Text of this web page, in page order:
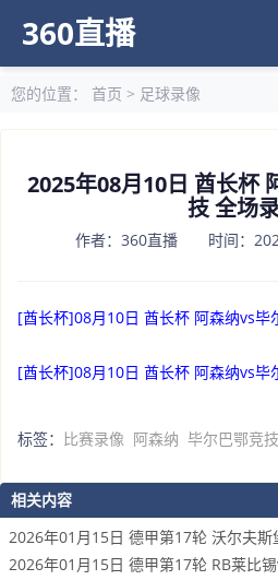
360直播
您的位置： 首页 > 足球录像
2025年08月10日 酋长杯
技 全场
作者：360直播 时间：
[酋长杯]08月10日 酋长杯 阿森纳vs毕
[酋长杯]08月10日 酋长杯 阿森纳vs毕
标签： 比赛录像 阿森纳 毕尔巴鄂竞技
相关内容
2026年01月15日 德甲第17轮 沃尔夫斯
2026年01月15日 德甲第17轮 RB莱比